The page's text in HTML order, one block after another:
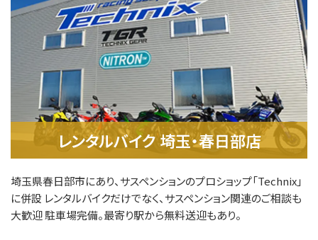
レンタルバイク 埼玉・春日部店
埼玉県春日部市にあり、サスペンションのプロショップ「Technix」
に併設 レンタルバイクだけでなく、サスペンション関連のご相談も
大歓迎 駐車場完備。最寄り駅から無料送迎もあり。